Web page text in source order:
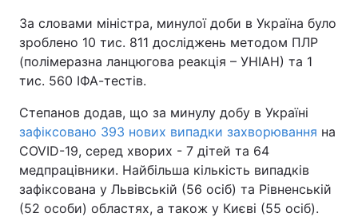
За словами міністра, минулої доби в Україна було
зроблено 10 тис. 811 досліджень методом ПЛР
(полімеразна ланцюгова реакція – УНІАН) та 1
тис. 560 ІФА-тестів.
Степанов додав, що за минулу добу в Україні
зафіксовано 393 нових випадки захворювання на
COVID-19, серед хворих - 7 дітей та 64
медпрацівники. Найбільша кількість випадків
зафіксована у Львівській (56 осіб) та Рівненській
(52 особи) областях, а також у Києві (55 осіб).